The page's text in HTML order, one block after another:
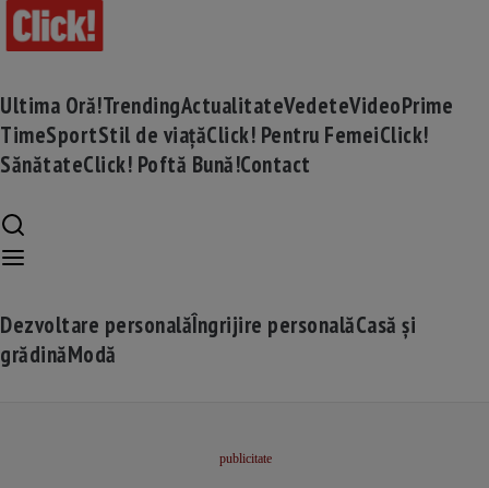
Ultima Oră!TrendingActualitateVedeteVideoPrime
TimeSportStil de viațăClick! Pentru FemeiClick!
SănătateClick! Poftă Bună!Contact
Dezvoltare personalăÎngrijire personalăCasă și
grădinăModă